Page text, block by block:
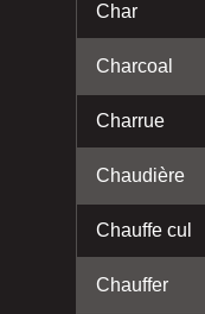
Char
Charcoal
Charrue
Chaudière
Chauffe cul
Chauffer